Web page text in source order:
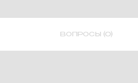
ВОПРОСЫ (0)